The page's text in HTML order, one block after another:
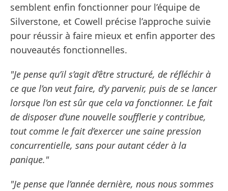
semblent enfin fonctionner pour l’équipe de
Silverstone, et Cowell précise l’approche suivie
pour réussir à faire mieux et enfin apporter des
nouveautés fonctionnelles.
"Je pense qu’il s’agit d’être structuré, de réfléchir à
ce que l’on veut faire, d’y parvenir, puis de se lancer
lorsque l’on est sûr que cela va fonctionner. Le fait
de disposer d’une nouvelle soufflerie y contribue,
tout comme le fait d’exercer une saine pression
concurrentielle, sans pour autant céder à la
panique."
"Je pense que l’année dernière, nous nous sommes